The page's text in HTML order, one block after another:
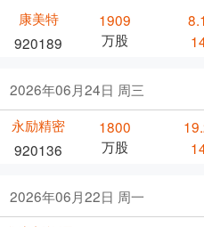
康美特
920189
1909
万股
2026年06月24日 周三
永励精密
920136
1800
万股
2026年06月22日 周一